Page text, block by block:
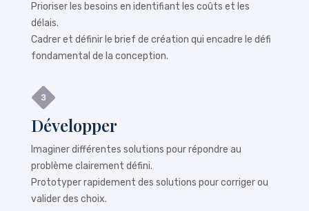
Prioriser les besoins en identifiant les coûts et les
délais.
Cadrer et définir le brief de création qui encadre le défi
fondamental de la conception.
Développer
Imaginer différentes solutions pour répondre au
problème clairement défini.
Prototyper rapidement des solutions pour corriger ou
valider des choix.